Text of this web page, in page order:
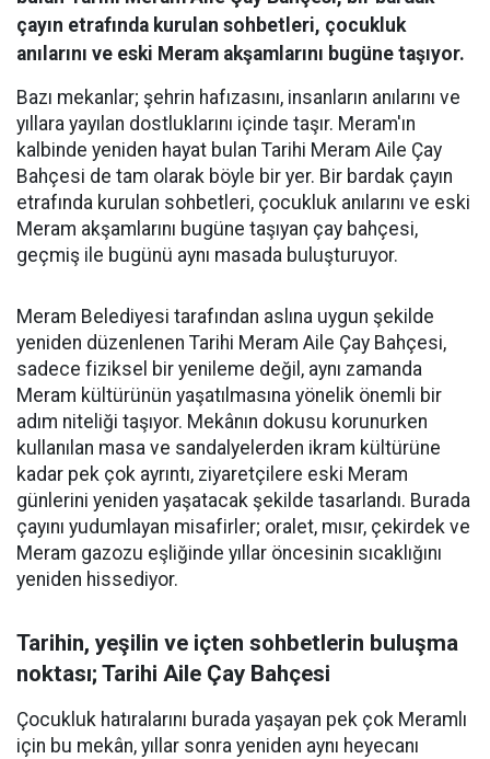
çayın etrafında kurulan sohbetleri, çocukluk
anılarını ve eski Meram akşamlarını bugüne taşıyor.
Bazı mekanlar; şehrin hafızasını, insanların anılarını ve
yıllara yayılan dostluklarını içinde taşır. Meram'ın
kalbinde yeniden hayat bulan Tarihi Meram Aile Çay
Bahçesi de tam olarak böyle bir yer. Bir bardak çayın
etrafında kurulan sohbetleri, çocukluk anılarını ve eski
Meram akşamlarını bugüne taşıyan çay bahçesi,
geçmiş ile bugünü aynı masada buluşturuyor.
Meram Belediyesi tarafından aslına uygun şekilde
yeniden düzenlenen Tarihi Meram Aile Çay Bahçesi,
sadece fiziksel bir yenileme değil, aynı zamanda
Meram kültürünün yaşatılmasına yönelik önemli bir
adım niteliği taşıyor. Mekânın dokusu korunurken
kullanılan masa ve sandalyelerden ikram kültürüne
kadar pek çok ayrıntı, ziyaretçilere eski Meram
günlerini yeniden yaşatacak şekilde tasarlandı. Burada
çayını yudumlayan misafirler; oralet, mısır, çekirdek ve
Meram gazozu eşliğinde yıllar öncesinin sıcaklığını
yeniden hissediyor.
Tarihin, yeşilin ve içten sohbetlerin buluşma
noktası; Tarihi Aile Çay Bahçesi
Çocukluk hatıralarını burada yaşayan pek çok Meramlı
için bu mekân, yıllar sonra yeniden aynı heyecanı